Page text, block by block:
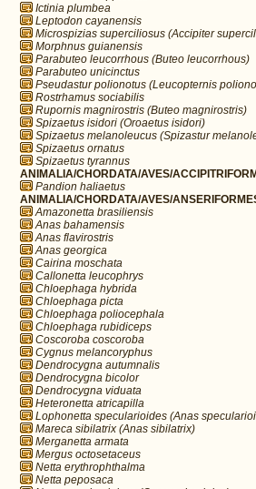
Ictinia plumbea
Leptodon cayanensis
Microspizias superciliosus (Accipiter
Morphnus guianensis
Parabuteo leucorrhous (Buteo leucorrhous)
Parabuteo unicinctus
Pseudastur polionotus (Leucopternis
Rostrhamus sociabilis
Rupornis magnirostris (Buteo magnirostris)
Spizaetus isidori (Oroaetus isidori)
Spizaetus melanoleucus (Spizastur
Spizaetus ornatus
Spizaetus tyrannus
ANIMALIA/CHORDATA/AVES/
Pandion haliaetus
ANIMALIA/CHORDATA/AVES/
Amazonetta brasiliensis
Anas bahamensis
Anas flavirostris
Anas georgica
Cairina moschata
Callonetta leucophrys
Chloephaga hybrida
Chloephaga picta
Chloephaga poliocephala
Chloephaga rubidiceps
Coscoroba coscoroba
Cygnus melancoryphus
Dendrocygna autumnalis
Dendrocygna bicolor
Dendrocygna viduata
Heteronetta atricapilla
Lophonetta specularioides (Anas
Mareca sibilatrix (Anas sibilatrix)
Merganetta armata
Mergus octosetaceus
Netta erythrophthalma
Netta peposaca